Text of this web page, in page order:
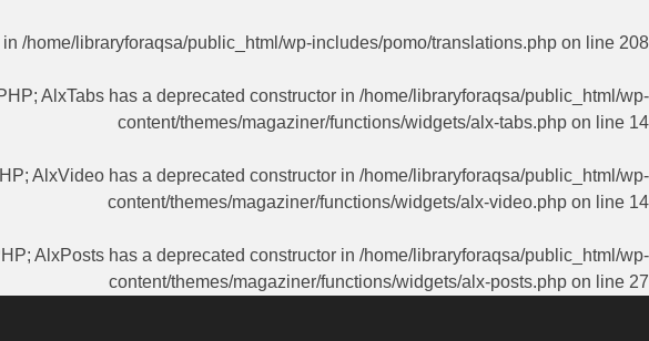
in /home/libraryforaqsa/public_html/wp-includes/pomo/translations.php on line 208
AlxTabs has a deprecated constructor in /home/libraryforaqsa/public_html/wp-
content/themes/magaziner/functions/widgets/alx-tabs.php on line 14
AlxVideo has a deprecated constructor in /home/libraryforaqsa/public_html/wp-
content/themes/magaziner/functions/widgets/alx-video.php on line 14
AlxPosts has a deprecated constructor in /home/libraryforaqsa/public_html/wp-
content/themes/magaziner/functions/widgets/alx-posts.php on line 27